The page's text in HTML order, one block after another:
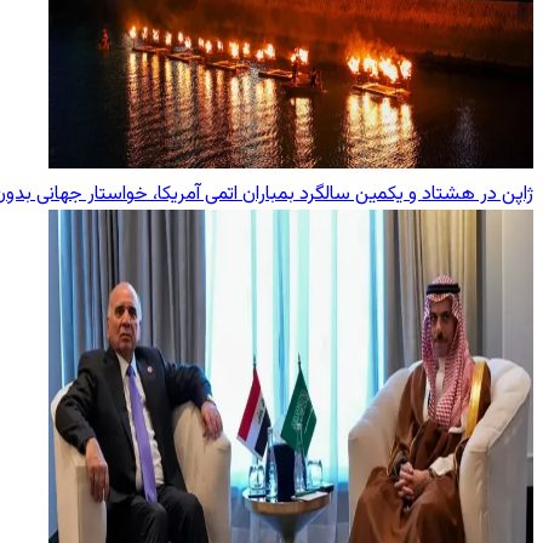
ژاپن در هشتاد و یکمین سالگرد بمباران اتمی آمریکا، خواستار